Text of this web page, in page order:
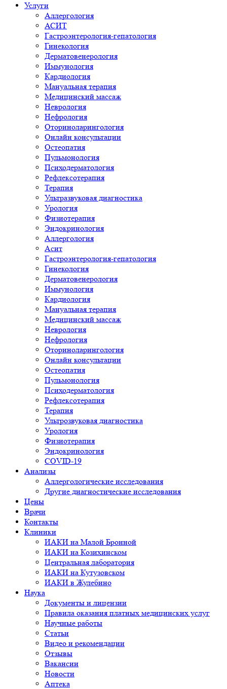
Услуги
Аллергология
АСИТ
Гастроэнтерология-гепатология
Гинекология
Дерматовенерология
Иммунология
Кардиология
Мануальная терапия
Медицинский массаж
Неврология
Нефрология
Оториноларингология
Онлайн консультации
Остеопатия
Пульмонология
Психодерматология
Рефлексотерапия
Терапия
Ультразвуковая диагностика
Урология
Физиотерапия
Эндокринология
Аллергология
Асит
Гастроэнтерология-гепатология
Гинекология
Дерматовенерология
Иммунология
Кардиология
Мануальная терапия
Медицинский массаж
Неврология
Нефрология
Оториноларингология
Онлайн консультации
Остеопатия
Пульмонология
Психодерматология
Рефлексотерапия
Терапия
Ультрозвуковая диагностика
Урология
Физиотерапия
Эндокринология
COVID-19
Анализы
Аллергологические исследования
Другие диагностические исследования
Цены
Врачи
Контакты
Клиники
ИАКИ на Малой Бронной
ИАКИ на Козихинском
Центральная лаборатория
ИАКИ на Кутузовском
ИАКИ в Жулебино
Наука
Документы и лицензии
Правила оказания платных медицинских услуг
Научные работы
Статьи
Видео и рекомендации
Отзывы
Вакансии
Новости
Аптека